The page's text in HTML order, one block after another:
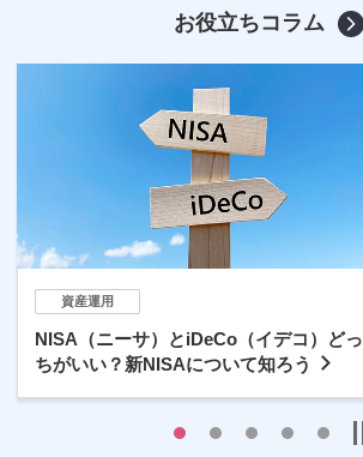
お役立ちコラム
資産運用
NISA（ニーサ）とiDeCo（イデコ）どっ
ちがいい？新NISAについて知ろう